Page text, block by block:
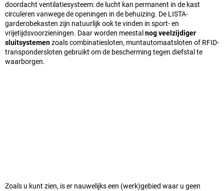
doordacht ventilatiesysteem: de lucht kan permanent in de kast
circuleren vanwege de openingen in de behuizing. De LISTA-
garderobekasten zijn natuurlijk ook te vinden in sport- en
vrijetijdsvoorzieningen. Daar worden meestal nog veelzijdiger
sluitsystemenzoals combinatiesloten, muntautomaatsloten of RFID-
transpondersloten gebruikt om de bescherming tegen diefstal te
waarborgen.
Zoals u kunt zien, is er nauwelijks een (werk)gebied waar u geen